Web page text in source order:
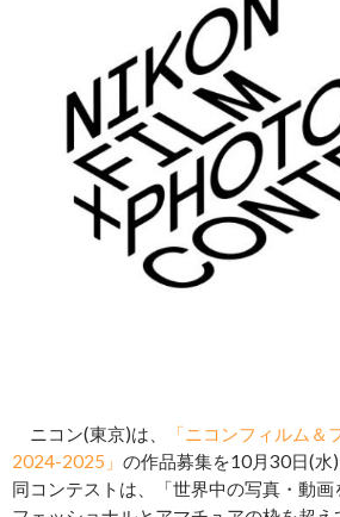
ニコン(東京)は、
「ニコンフィルム＆
2024-2025」 の作品募集を10月30日(水
同コンテストは、「世界中の写真・動